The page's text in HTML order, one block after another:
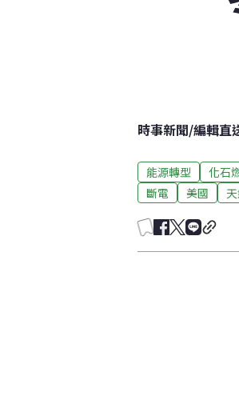
時事新聞/編輯直
能源轉型
化石
斷電
美國